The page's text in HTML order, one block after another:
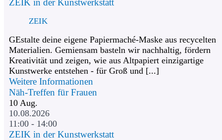
ZEIK
GEstalte deine eigene Papiermaché-Maske aus recycelten
Materialien. Gemiensam basteln wir nachhaltig, fördern
Kreativität und zeigen, wie aus Altpapiert einzigartige
Kunstwerke entstehen - für Groß und [...]
Weitere Informationen
Näh-Treffen für Frauen
10 Aug.
10.08.2026
11:00 - 14:00
ZEIK in der Kunstwerkstatt